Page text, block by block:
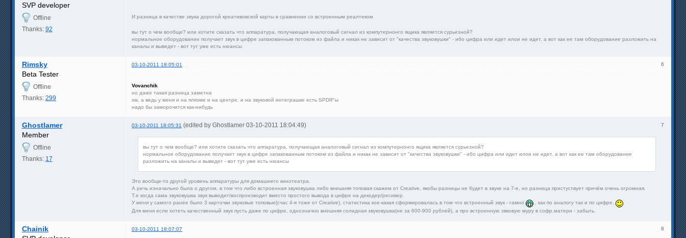
SVP developer
Offline
Thanks: 92
И разница в качестве звука дорогой креативовской карты в сравнении со встроенным реалтеком
вы тут о чем вообще? или хотите сказать что аппаратура, получающая аналоговый сигнал из компутернонго ящика является сурьезной?
нормальное оборудование получает звук в цифре запакованным потоком из файла и никак не зависит от "качества звуковушки" - ибо цифра или идет илои не идет. а вот как ее там оборудование разложить на
каналы и выведет - вот тут уже есть нюансы
6
Rimsky 03-10-2011 18:05:01
Beta Tester
Offline
Thanks: 299
Vovanchik
но даже такая разница заметна
хм, а ведь у меня и на плязме и на центре, и на звуковой интеграшке есть SPDIF'ы
надо бы заморочится как-нибудь
7
Ghostlamer 03-10-2011 18:05:31 (edited by Ghostlamer 03-10-2011 18:04:49)
Member
Offline
Thanks: 17
вы тут о чем вообще? или хотите сказать что аппаратура, получающая аналоговый сигнал из компутернонго ящика является сурьезной?
нормальное оборудование получает звук в цифре запакованным потоком из файла и никак не зависит от "качества звуковушки" - ибо цифра или идет илои не идет. а вот как ее там оборудование
разложить на каналы и выведет - вот тут уже есть нюансы
Это вообще-то другой уровень аппаратуры для домашнего кинотеатра.
А речь изначально была о другом, в том что либо встроенная звуковушка либо внешняя топовая скажем от Creative, якобы разницы не будет в звуке на 7-е, но разница пристуствует причём очень огромная.
Т.е когда сама звуковушка звук выводит/воспроизводит вместо простого вывода в цифре на декодер/ресивер.
У меня у самого ранее было 3 карточки звуковые топовые(счас 4-я тоже от Creative), статистика кое-какая сформировалась в том что встроенный звук - гамно
, как по аналогу так и по цифре.
Для меня если хотеть качественный звук пусть даже по цифре, однозначно внешняя солидная звуковушка(не за 600-900 рублей), а про встроенную звковую муру в софр.матери - забыть.
8
Chainik 03-10-2011 18:07:07